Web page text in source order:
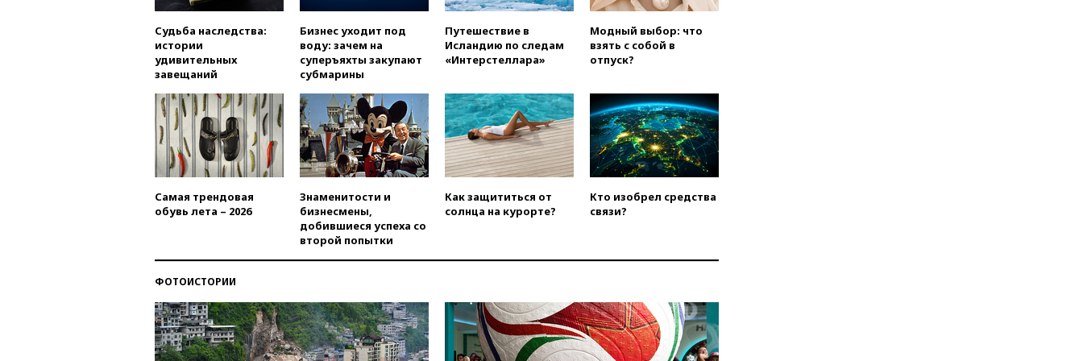
вчера, 21:56 The Atlantic: Маск
отказал Украине в
использовании Starlink для
атак вглубь РФ
вчера, 21:35После пожара на
складе в Брянске возбудили
уголовное дело
вчера, 21:26Лидеры сборной
РФ по гимнастике получили
официальный отказ в визах от
Хорватии
вчера, 21:15 Пентагон
свыше 6,5 тысячи грузовиков
вчера, 20:53Швыдкой:
«Интервидение» точно
пройдет в 2026 году
Судьба наследства:
истории
удивительных
завещаний
Бизнес уходит под
воду: зачем на
суперъяхты закупают
субмарины
Путешествие в
Исландию по следам
«Интерстеллара»
Модный выбор: что
взять с собой в
отпуск?
Самая трендовая
обувь лета – 2026
Знаменитости и
бизнесмены,
добившиеся успеха со
второй попытки
Как защититься от
солнца на курорте?
Кто изобрел средства
связи?
ФОТОИСТОРИИ